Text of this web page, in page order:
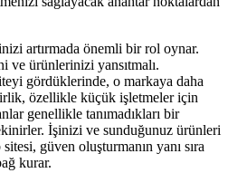
artırmada önemli bir rol oynar.
ve ürünlerinizi yansıtmalı.
gördüklerinde, o markaya daha
özellikle küçük işletmeler için
genellikle tanımadıkları bir
İşinizi ve sunduğunuz ürünleri
güven oluşturmanın yanı sıra
kurar.